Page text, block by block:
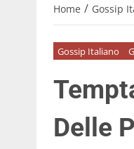
Home / Gossip
Gossip Italiano
Delle